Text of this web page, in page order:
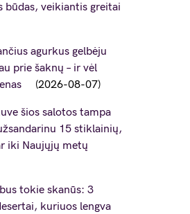
būdas, veikiantis greitai
agurkus gelbėju
prie šaknų – ir vėl
2026-08-07
šios salotos tampa
15 stiklainių,
iki Naujųjų metų
tokie skanūs: 3
kuriuos lengva